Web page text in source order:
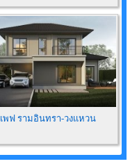
เพฟ รามอินทรา-วงแหวน